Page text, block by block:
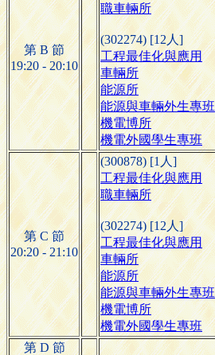
第 B 節
19:20 - 20:10
職車輛所
(302274) [12人]
工程最佳化與應用
車輛所
能源所
能源與車輛外生專班
機電博所
機電外國學生專班
第 C 節
20:20 - 21:10
(300878) [1人]
工程最佳化與應用
職車輛所
(302274) [12人]
工程最佳化與應用
車輛所
能源所
能源與車輛外生專班
機電博所
機電外國學生專班
第 D 節